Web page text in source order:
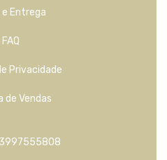
e Entrega
FAQ
Privacidade
de Vendas